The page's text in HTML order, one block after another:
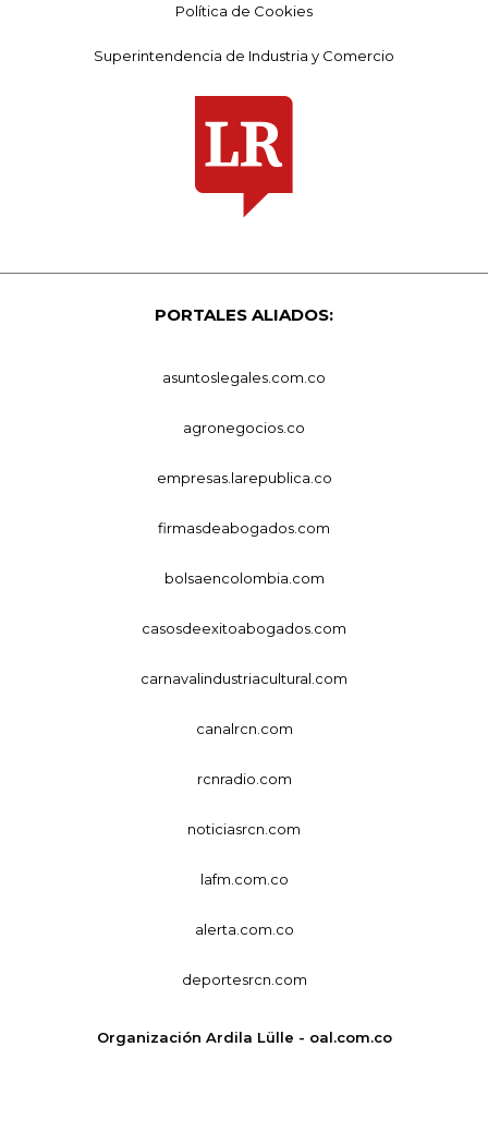
Política de Cookies
Superintendencia de Industria y Comercio
PORTALES ALIADOS:
asuntoslegales.com.co
agronegocios.co
empresas.larepublica.co
firmasdeabogados.com
bolsaencolombia.com
casosdeexitoabogados.com
carnavalindustriacultural.com
canalrcn.com
rcnradio.com
noticiasrcn.com
lafm.com.co
alerta.com.co
deportesrcn.com
Organización Ardila Lülle - oal.com.co